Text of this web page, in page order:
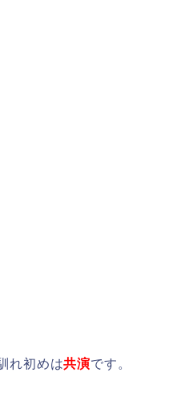
れ初めは共演です。